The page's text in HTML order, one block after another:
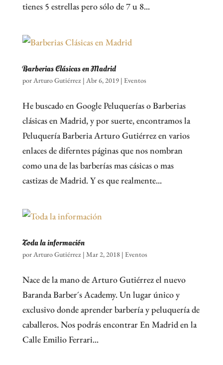
tienes 5 estrellas pero sólo de 7 u 8...
Barberias Clásicas en Madrid
porArturo Gutiérrez| Abr 6, 2019| Eventos
He buscado en Google Peluquerías o Barberias
clásicas en Madrid, y por suerte, encontramos la
Peluquería Barberia Arturo Gutiérrez en varios
enlaces de diferntes páginas que nos nombran
como una de las barberías mas cásicas o mas
castizas de Madrid. Y es que realmente...
Toda la información
porArturo Gutiérrez| Mar 2, 2018| Eventos
Nace de la mano de Arturo Gutiérrez el nuevo
Baranda Barber´s Academy. Un lugar único y
exclusivo donde aprender barbería y peluquería de
caballeros. Nos podrás encontrar En Madrid en la
Calle Emilio Ferrari...